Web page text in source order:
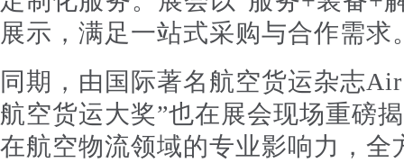
展示，满足一站式采购与合作需求
同期，由国际著名航空货运杂志Air
航空货运大奖”也在展会现场重磅
在航空物流领域的专业影响力，